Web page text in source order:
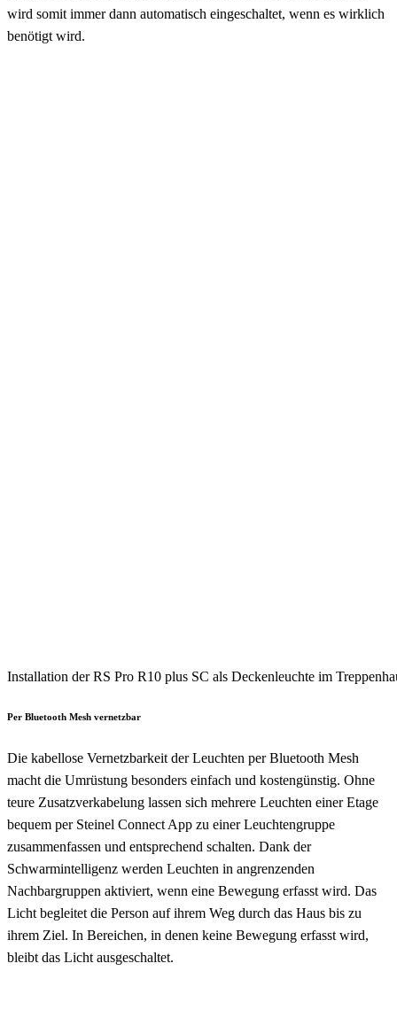
wird somit immer dann automatisch eingeschaltet, wenn es wirklich
benötigt wird.
Installation der RS Pro R10 plus SC als Deckenleuchte im
Per Bluetooth Mesh vernetzbar
Die kabellose Vernetzbarkeit der Leuchten per Bluetooth Mesh
macht die Umrüstung besonders einfach und kostengünstig. Ohne
teure Zusatzverkabelung lassen sich mehrere Leuchten einer Etage
bequem per Steinel Connect App zu einer Leuchtengruppe
zusammenfassen und entsprechend schalten. Dank der
Schwarmintelligenz werden Leuchten in angrenzenden
Nachbargruppen aktiviert, wenn eine Bewegung erfasst wird. Das
Licht begleitet die Person auf ihrem Weg durch das Haus bis zu
ihrem Ziel. In Bereichen, in denen keine Bewegung erfasst wird,
bleibt das Licht ausgeschaltet.